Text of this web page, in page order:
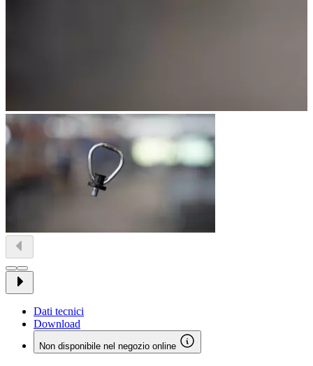
Dati tecnici
Download
Non disponibile nel negozio online